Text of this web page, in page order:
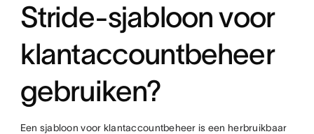
Stride-sjabloon voor
klantaccountbeheer
gebruiken?
Een sjabloon voor klantaccountbeheer is een herbruikbaar